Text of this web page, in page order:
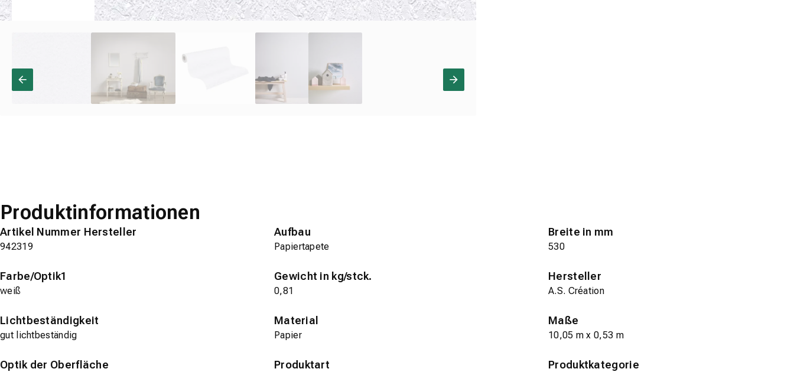
Produktinformationen
Artikel Nummer Hersteller
942319
Aufbau
Papiertapete
Breite in mm
530
Farbe/Optik1
weiß
Gewicht in kg/stck.
0,81
Hersteller
A.S. Création
Lichtbeständigkeit
gut lichtbeständig
Material
Papier
Maße
10,05 m x 0,53 m
Optik der Oberfläche Produktart Produktkategorie